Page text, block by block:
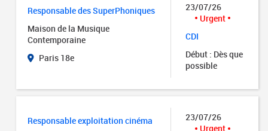
Responsable des SuperPhoniques
Maison de la Musique
Contemporaine
Paris 18e
23/07/26
Urgent
CDI
Début : Dès que
possible
Responsable exploitation cinéma
23/07/26
Urgent